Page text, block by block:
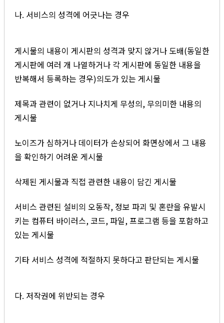
나. 서비스의 성격에 어긋나는 경우
게시물의 내용이 게시판의 성격과 맞지 않거나 도배(동일한
게시판에 여러 개 나열하거나 각 게시판에 동일한 내용을
반복해서 등록하는 경우)의도가 있는 게시물
제목과 관련이 없거나 지나치게 무성의, 무의미한 내용의
게시물
노이즈가 심하거나 데이터가 손상되어 화면상에서 그 내용
을 확인하기 어려운 게시물
삭제된 게시물과 직접 관련한 내용이 담긴 게시물
서비스 관련된 설비의 오동작, 정보 파괴 및 혼란을 유발시
키는 컴퓨터 바이러스, 코드, 파일, 프로그램 등을 포함하고
있는 게시물
기타 서비스 성격에 적절하지 못하다고 판단되는 게시물
다. 저작권에 위반되는 경우